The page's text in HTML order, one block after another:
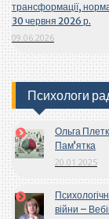
трансформації,
30 червня 2026 р.
09.06.2026
Психологи
Ольга
Пам’ятка
20.01.2025
війни –